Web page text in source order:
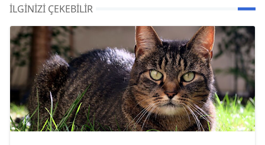
İLGINIZI ÇEKEBILIR